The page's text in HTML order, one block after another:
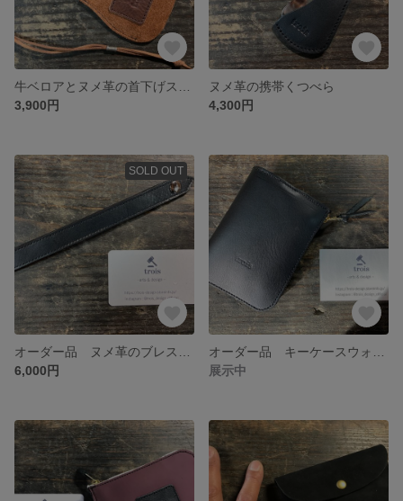
3,900円
ヌメ革の携帯くつべら
4,300円
SOLD OUT
6,000円
展示中